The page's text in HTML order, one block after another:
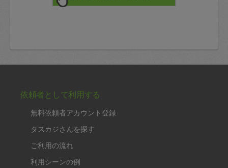
依頼者として利用する
無料依頼者アカウント登録
タスカジさんを探す
ご利用の流れ
利用シーンの例